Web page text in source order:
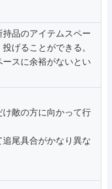
品のアイテムスペー
げることができる。
ースに余裕がないとい
敵の方に向かって行
追尾具合がかなり異な